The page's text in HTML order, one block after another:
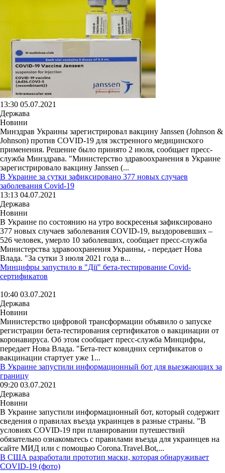
13:30 05.07.2021
Держава
Новини
Минздрав Украины зарегистрировал вакцину Janssen (Johnson &
Johnson) против COVID-19 для экстренного медицинского
применения. Решение было принято 2 июля, сообщает пресс-
служба Минздрава. "Министерство здравоохранения в Украине
зарегистрировало вакцину Janssen (...
В Украине за сутки зафиксировано 377 новых случаев
заболевания Covid-19
13:13 04.07.2021
Держава
Новини
В Украине по состоянию на утро воскресенья зафиксировано
377 новых случаев заболевания COVID-19, выздоровевших –
526 человек, умерло 10 заболевших, сообщает пресс-служба
Министерства здравоохранения Украины, - передает Нова
Влада. "За сутки 3 июля 2021 года в...
Минцифры запустило в "Дії" бета-тестирование Covid-
сертификатов
10:40 03.07.2021
Держава
Новини
Министерство цифровой трансформации объявило о запуске
регистрации бета-тестирования сертификатов о вакцинации от
коронавируса. Об этом сообщает пресс-служба Минцифры,
передает Нова Влада. "Бета-тест ковидних сертификатов о
вакцинации стартует уже 1...
В Украине запустили информационный бот для выезжающих за
границу
09:20 03.07.2021
Держава
Новини
В Украине запустили информационный бот, который содержит
сведения о правилах въезда украинцев в разные страны. "В
условиях COVID-19 при планировании путешествий
обязательно ознакомьтесь с правилами въезда для украинцев на
сайте МИД или с помощью Corona.Travel.Bot,...
В США разработали прототип маски, которая обнаруживает
COVID-19 (фото)